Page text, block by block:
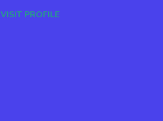
VISIT PROFILE